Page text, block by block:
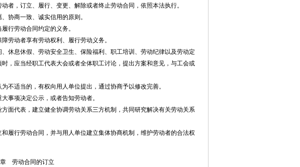
者，订立、履行、变更、解除或者终止劳动合同，依照本法执行。
协商一致、诚实信用的原则。
行劳动合同约定的义务。
劳动者享有劳动权利、履行劳动义务。
休息休假、劳动安全卫生、保险福利、职工培训、劳动纪律以及劳动定
，应当经职工代表大会或者全体职工讨论，提出方案和意见，与工会或
不适当的，有权向用人单位提出，通过协商予以修改完善。
事项决定公示，或者告知劳动者。
面代表，建立健全协调劳动关系三方机制，共同研究解决有关劳动关系
履行劳动合同，并与用人单位建立集体协商机制，维护劳动者的合法权
劳动合同的订立